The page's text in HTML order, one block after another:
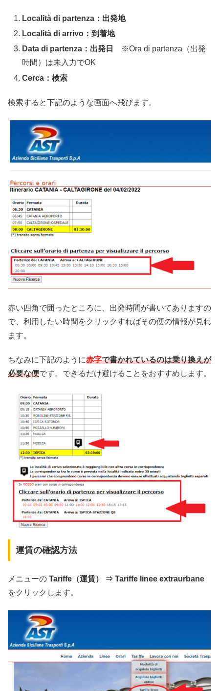
Località di partenza：出発地
Località di arrivo：到着地
Data di partenza：出発日
※Ora di partenza（出発
時間）は未入力でOK
Cerca：検索
検索すると下記のような画面へ飛びます。
赤い四角で囲ったところに、出発時間が書いてありますの
で、利用したい時間をクリックすればその便の情報が見れ
ます。
ちなみに下記のように赤字で書かれているのは乗り換えが
必要な便です。できるだけ避けることをおすすめします。
運賃の確認方法
メニューの Tariffe（運賃） ⇒ Tariffe linee extraurbane
をクリックします。